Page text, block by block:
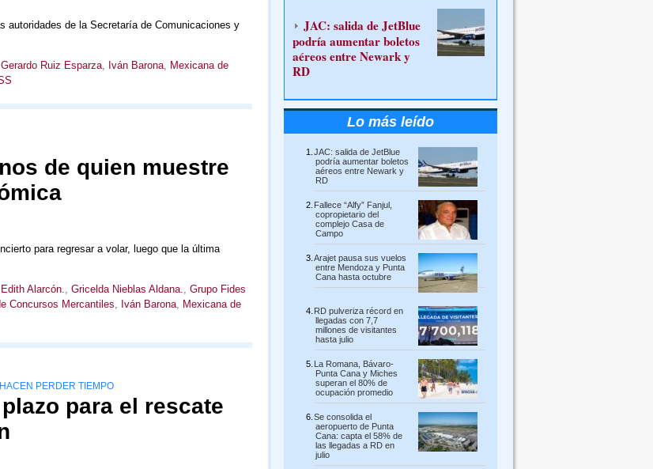
autoridades de la Secretaría de Comunicaciones y
Gerardo Ruiz Esparza, Iván Barona, Mexicana de
de quien muestre
para regresar a volar, luego que la última
Edith Alarcón., Gricelda Nieblas Aldana., Grupo Fides
Concursos Mercantiles, Iván Barona, Mexicana de
PERDER TIEMPO
para el rescate
JAC: salida de JetBlue
podría aumentar boletos
aéreos entre Newark y
RD
Lo más leído
JAC: salida de JetBlue
podría aumentar boletos
aéreos entre Newark y
RD
Fallece “Alfy” Fanjul,
copropietario del
complejo Casa de
Campo
Arajet pausa sus vuelos
entre Mendoza y Punta
Cana hasta octubre
RD pulveriza récord en
llegadas con 7,7
millones de visitantes
hasta julio
La Romana, Bávaro-
Punta Cana y Miches
superan el 80% de
ocupación promedio
Se consolida el
aeropuerto de Punta
Cana: capta el 58% de
las llegadas a RD en
julio